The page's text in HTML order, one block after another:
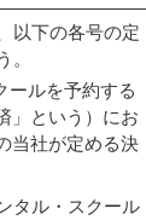
以下の各号の定
ールを予約する
」という）にお
当社が定める決
タル・スクール